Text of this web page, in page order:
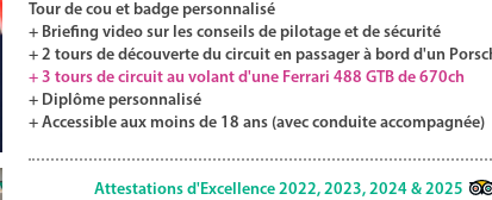
Tour de cou et badge personnalisé
+ Briefing video sur les conseils de pilotage et de sécurité
+ 2 tours de découverte du circuit en passager à bord d'un
+ 3 tours de circuit au volant d'une Ferrari 488 GTB de 670ch
+ Diplôme personnalisé
+ Accessible aux moins de 18 ans (avec conduite accompagnée)
Attestations d'Excellence 2022, 2023, 2024 & 2025